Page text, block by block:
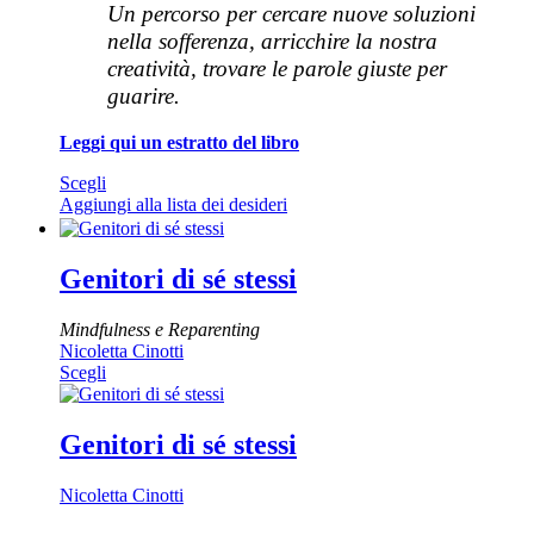
nella
pagina
prodotto
Un percorso per cercare nuove soluzioni
nella sofferenza, arricchire la nostra
creatività, trovare le parole giuste per
guarire.
Leggi qui un estratto del libro
Scegli
prodotto
ha
varianti.
Le
possono
essere
scelte
nella
del
prodotto
Aggiungi alla lista dei desideri
Genitori di sé stessi
Mindfulness e Reparenting
Nicoletta Cinotti
Scegli
prodotto
più
varianti.
opzioni
Genitori di sé stessi
Nicoletta Cinotti